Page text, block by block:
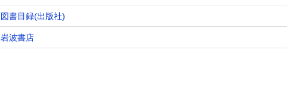
図書目録(出版社)
岩波書店